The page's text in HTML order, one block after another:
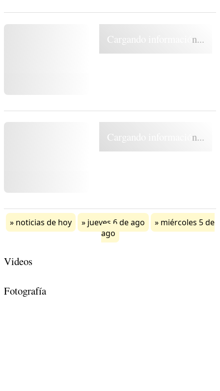
Cargando información...
Cargando información...
noticias de hoy jueves 6 de ago
miércoles 5 de
ago
Videos
Fotografía